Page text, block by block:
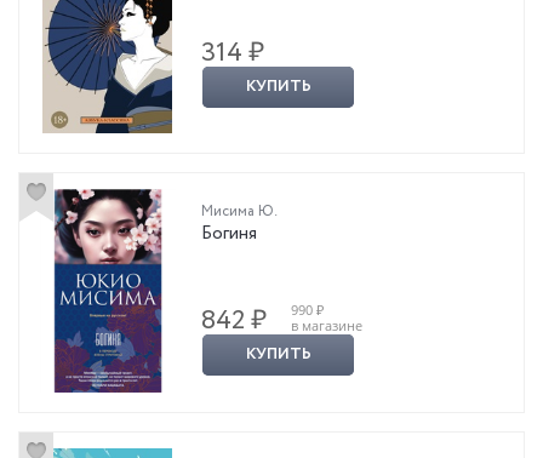
314 ₽
КУПИТЬ
Мисима Ю.
Богиня
842 ₽
990 ₽
в магазине
КУПИТЬ